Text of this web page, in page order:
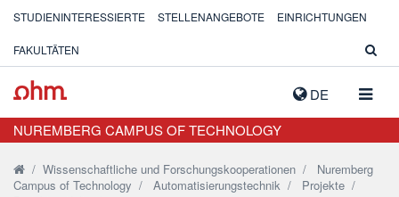
DE
STUDIENINTERESSIERTE STELLENANGEBOTE EINRICHTUNGEN
FAKULTÄTEN
NUREMBERG CAMPUS OF TECHNOLOGY
/ Wissenschaftliche und Forschungskooperationen / Nuremberg
Campus of Technology / Automatisierungstechnik / Projekte /